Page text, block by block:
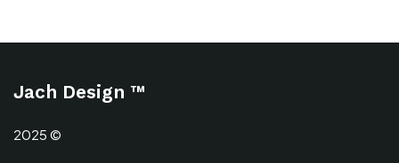
Jach Design ™
2025 ©